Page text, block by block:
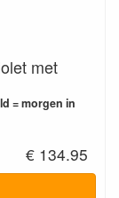
met
= morgen in
€ 134.95